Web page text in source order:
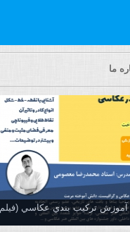
ما
آموزش تركيب بندي عكاسي (فیلم